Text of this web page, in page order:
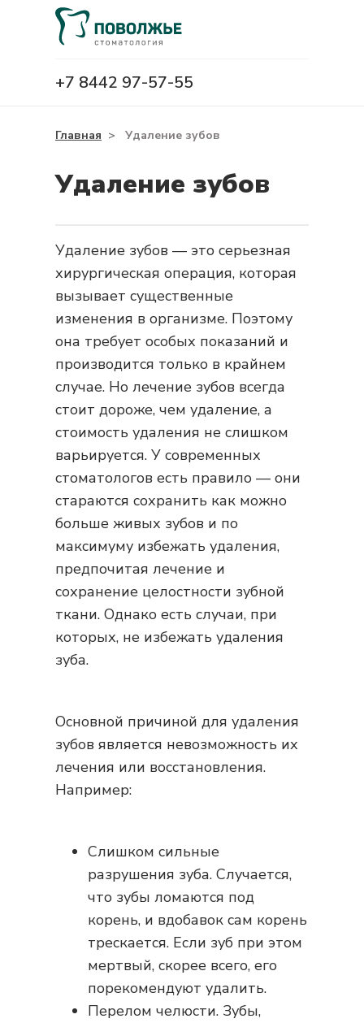
+7 8442 97-57-55
Главная > Удаление зубов
Удаление зубов
Удаление зубов — это серьезная
хирургическая операция, которая
вызывает существенные
изменения в организме. Поэтому
она требует особых показаний и
производится только в крайнем
случае. Но лечение зубов всегда
стоит дороже, чем удаление, а
стоимость удаления не слишком
варьируется. У современных
стоматологов есть правило — они
стараются сохранить как можно
больше живых зубов и по
максимуму избежать удаления,
предпочитая лечение и
сохранение целостности зубной
ткани. Однако есть случаи, при
которых, не избежать удаления
зуба.
Основной причиной для удаления
зубов является невозможность их
лечения или восстановления.
Например:
Слишком сильные
разрушения зуба. Случается,
что зубы ломаются под
корень, и вдобавок сам корень
трескается. Если зуб при этом
мертвый, скорее всего, его
порекомендуют удалить.
Перелом челюсти. Зубы,